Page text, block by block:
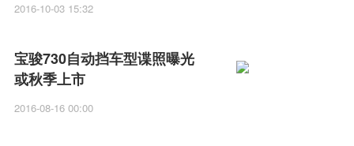
2016-10-03 15:32
宝骏730自动挡车型谍照曝光
或秋季上市
2016-08-16 00:00